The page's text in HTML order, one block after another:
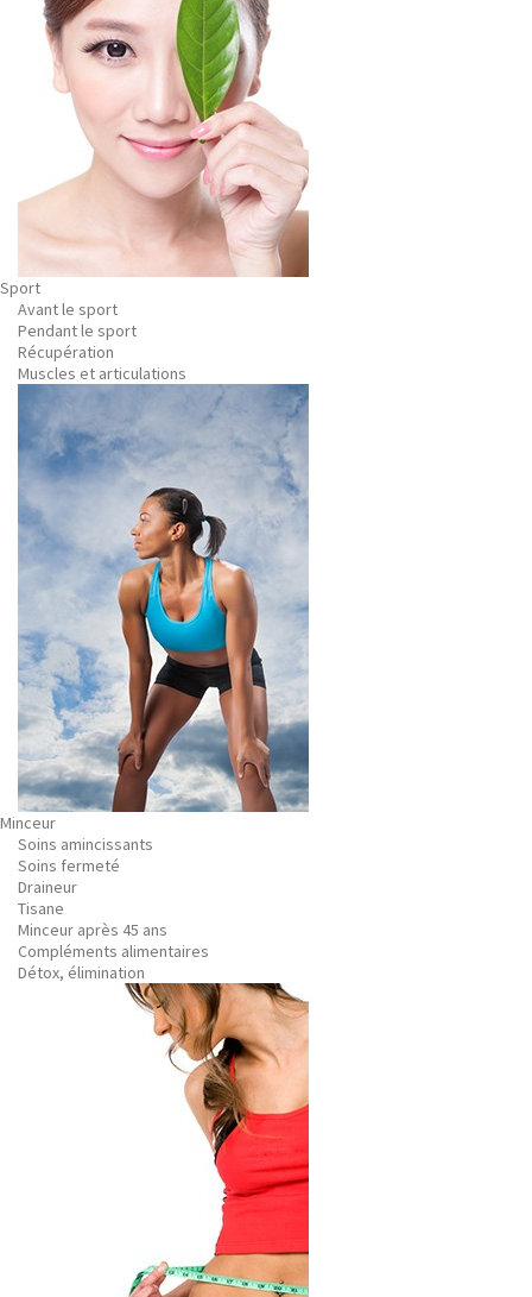
Sport
Avant le sport
Pendant le sport
Récupération
Muscles et articulations
Minceur
Soins amincissants
Soins fermeté
Draineur
Tisane
Minceur après 45 ans
Compléments alimentaires
Détox, élimination